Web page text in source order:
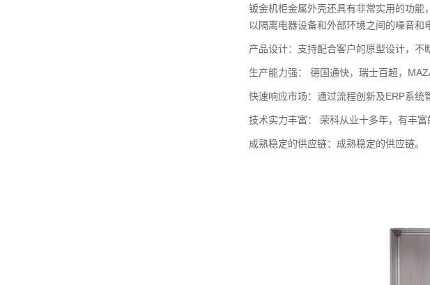
钣金机柜金属外壳还具有非常实用的功
以隔离电器设备和外部环境之间的噪音和
产品设计：支持配合客户的原型设计，不
生产能力强： 德国通快，瑞士百超，
快速响应市场：通过流程创新及ERP系统
技术实力丰富： 荣科从业十多年，有丰
成熟稳定的供应链：成熟稳定的供应链。